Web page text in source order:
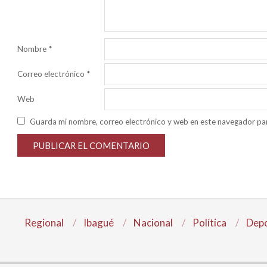
Nombre *
Correo electrónico *
Web
Guarda mi nombre, correo electrónico y web en este navegador
Regional Ibagué Nacional Política